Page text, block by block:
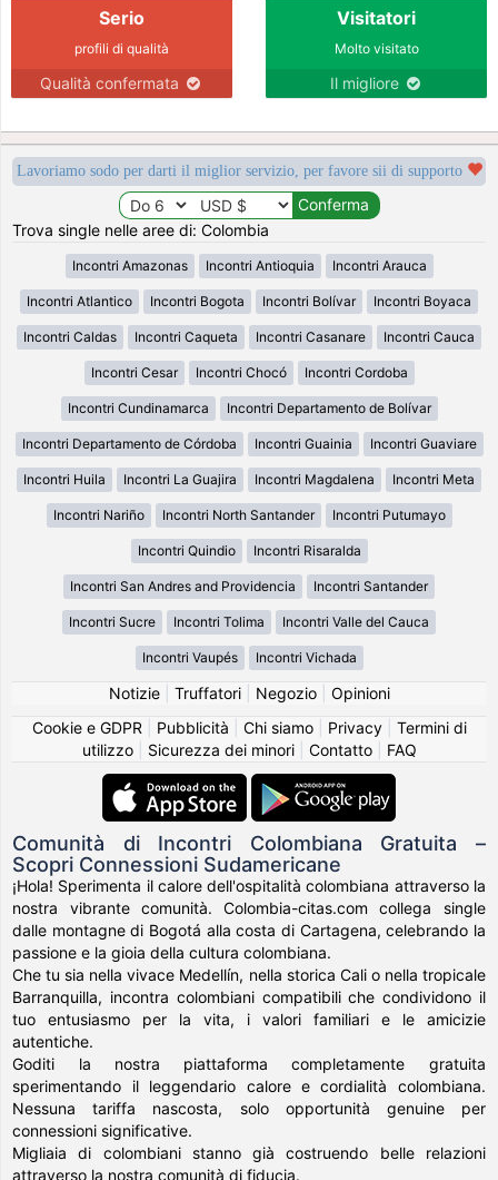
Serio
profili di qualità
Qualità confermata
Visitatori
Molto visitato
Il migliore
Lavoriamo sodo per darti il miglior servizio, per favore sii di supporto
Trova single nelle aree di: Colombia
Incontri Amazonas Incontri Antioquia Incontri Arauca
Incontri Atlantico Incontri Bogota Incontri Bolívar Incontri Boyaca
Incontri Caldas Incontri Caqueta Incontri Casanare Incontri Cauca
Incontri Cesar Incontri Chocó Incontri Cordoba
Incontri Cundinamarca Incontri Departamento de Bolívar
Incontri Departamento de Córdoba Incontri Guainia Incontri Guaviare
Incontri Huila Incontri La Guajira Incontri Magdalena Incontri Meta
Incontri Nariño Incontri North Santander Incontri Putumayo
Incontri Quindio Incontri Risaralda
Incontri San Andres and Providencia Incontri Santander
Incontri Sucre Incontri Tolima Incontri Valle del Cauca
Incontri Vaupés Incontri Vichada
Notizie| Truffatori| Negozio| Opinioni
Cookie e GDPR
Pubblicità Chi siamo| Privacy| Termini di
utilizzo| Sicurezza dei minori| Contatto| FAQ
Comunità di Incontri Colombiana Gratuita –
Scopri Connessioni Sudamericane
¡Hola! Sperimenta il calore dell'ospitalità colombiana attraverso la
nostra vibrante comunità. Colombia-citas.com collega single
dalle montagne di Bogotá alla costa di Cartagena, celebrando la
passione e la gioia della cultura colombiana.
Che tu sia nella vivace Medellín, nella storica Cali o nella tropicale
Barranquilla, incontra colombiani compatibili che condividono il
tuo entusiasmo per la vita, i valori familiari e le amicizie
autentiche.
Goditi la nostra piattaforma completamente gratuita
sperimentando il leggendario calore e cordialità colombiana.
Nessuna tariffa nascosta, solo opportunità genuine per
connessioni significative.
Migliaia di colombiani stanno già costruendo belle relazioni
attraverso la nostra comunità di fiducia.